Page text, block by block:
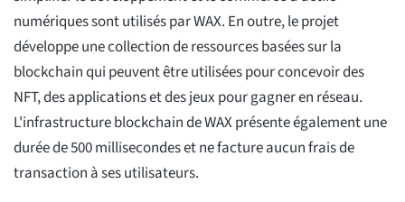
numériques sont utilisés par WAX. En outre, le projet
développe une collection de ressources basées sur la
blockchain qui peuvent être utilisées pour concevoir des
NFT, des applications et des jeux pour gagner en réseau.
L'infrastructure blockchain de WAX présente également une
durée de 500 millisecondes et ne facture aucun frais de
transaction à ses utilisateurs.